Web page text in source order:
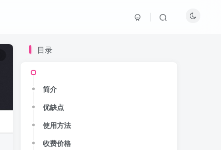
目录
简介
优缺点
使用方法
收费价格